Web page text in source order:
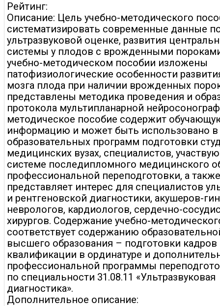
Рейтинг:
Описание: Цель учебно-методического
систематизировать современные данные
ультразвуковой оценке, развития
системы у плодов с врожденными
учебно-методическом пособии изложены
патофизиологические особенности
мозга плода при наличии врожденных
представлены методика проведения и
протокола мультипланарной
методическое пособие содержит
информацию и может быть использовано в
образовательных программ подготовки
медицинских вузах, специалистов,
системе последипломного медицинского
профессиональной переподготовки, а также
представляет интерес для специалистов
и рентгеновской диагностики, акушеров-
неврологов, кардиологов, сердечно-
хирургов. Содержание учебно-
соответствует содержанию
высшего образования – подготовки
квалификации в ординатуре и
профессиональной программы
по специальности 31.08.11 «Ультразвуковая
диагностика».
Дополнительное описание: